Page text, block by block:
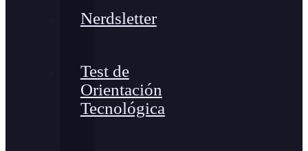
Nerdsletter
Test de
Orientación
Tecnológica